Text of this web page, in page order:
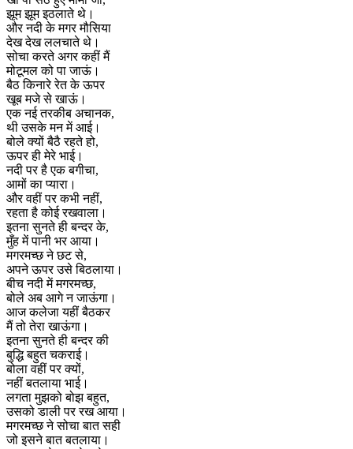
झूम झूम इठलाते थे।
और नदी के मगर मौसिया
देख देख ललचाते थे।
सोचा करते अगर कहीं मैं
मोटूमल को पा जाऊं।
बैठ किनारे रेत के ऊपर
खूब मजे से खाऊं।
एक नई तरकीब अचानक,
थी उसके मन में आई।
बोले क्यों बैठै रहते हो,
ऊपर ही मेरे भाई।
नदी पर है एक बगीचा,
आमों का प्यारा।
और वहीं पर कभी नहीं,
रहता है कोई रखवाला।
इतना सुनते ही बन्दर के,
मुँह में पानी भर आया।
मगरमच्छ ने छट से,
अपने ऊपर उसे बिठलाया।
बीच नदी में मगरमच्छ,
बोले अब आगे न जाऊंगा।
आज कलेजा यहीं बैठकर
मैं तो तेरा खाऊंगा।
इतना सुनते ही बन्दर की
बुद्धि बहुत चकराई।
बोला वहीं पर क्यों,
नहीं बतलाया भाई।
लगता मुझको बोझ बहुत,
उसको डाली पर रख आया।
मगरमच्छ ने सोचा बात सही
जो इसने बात बतलाया।